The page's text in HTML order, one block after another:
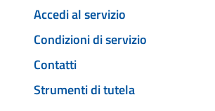
Accedi al servizio
Condizioni di servizio
Contatti
Strumenti di tutela